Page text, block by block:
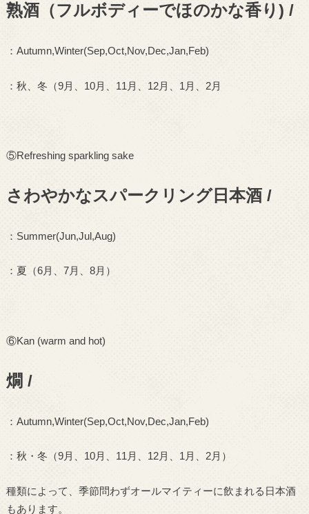
熟酒（フルボディーでほのかな香り) /
： Autumn,Winter(Sep,Oct,Nov,Dec,Jan,Feb)
：秋、冬（9月、 10月、 11 月、 12月、 1 月、 2月
⑤Refreshing sparkling sake
さわやかなスパークリング日本酒 /
： Summer(Jun,Jul,Aug)
：夏（6月、 7月、 8月）
⑥Kan (warm and hot)
燗 /
： Autumn,Winter(Sep,Oct,Nov,Dec,Jan,Feb)
：秋・冬（9月、 10月、 11 月、 12月、 1 月、 2月）
種類によって、季節問わずオールマイティーに飲まれる日本酒
もあります。